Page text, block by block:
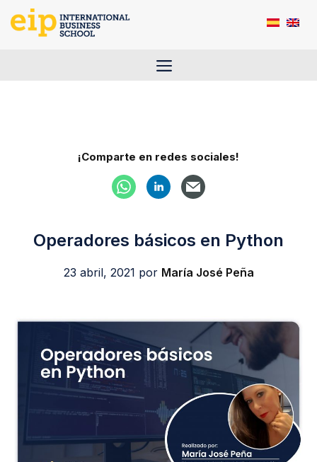
Saltar
Menú
¡Comparte en redes sociales!
Operadores básicos en Python
23 abril, 2021 por María José Peña